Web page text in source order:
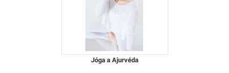
Jóga a Ajurvéda